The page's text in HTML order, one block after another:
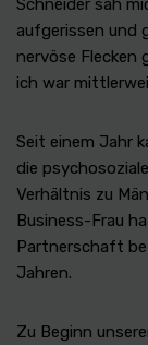
Schneider sah
aufgerissen und
nervöse Flecken
ich war
Seit einem Jahr
die
Verhältnis zu
Business-Frau
Partnerschaft
Jahren.
Zu Beginn